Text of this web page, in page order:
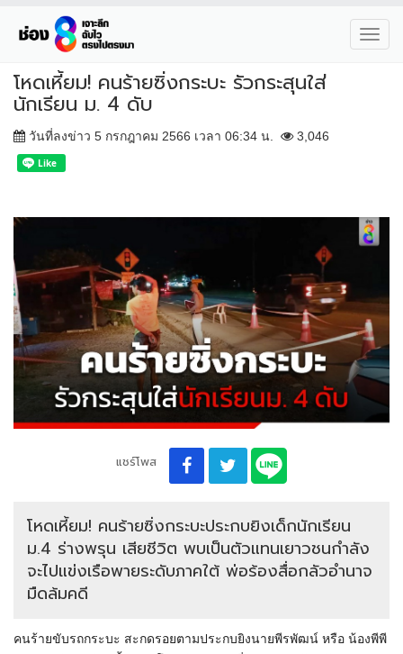
โหดเหี้ยม! คนร้ายซิ่งกระบะ รัวกระสุนใส่
นักเรียน ม. 4 ดับ
วันที่ลงข่าว 5 กรกฎาคม 2566 เวลา 06:34 น. 3,046
แชร์โพส
โหดเหี้ยม! คนร้ายซิ่งกระบะประกบยิงเด็กนักเรียน
ม.4 ร่างพรุน เสียชีวิต พบเป็นตัวแทนเยาวชนกำลัง
จะไปแข่งเรือพายระดับภาคใต้ พ่อร้องสื่อกลัวอำนาจ
มืดล้มคดี
คนร้ายขับรถกระบะ สะกดรอยตามประกบยิงนายพีรพัฒน์ หรือ น้องพีพี